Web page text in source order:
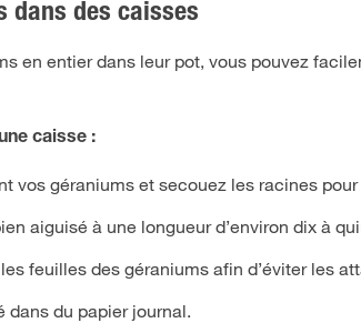
dans des caisses
en entier dans leur pot, vous pouvez
caisse :
vos géraniums et secouez les racines
aiguisé à une longueur d’environ dix à
feuilles des géraniums afin d’éviter les
dans du papier journal.